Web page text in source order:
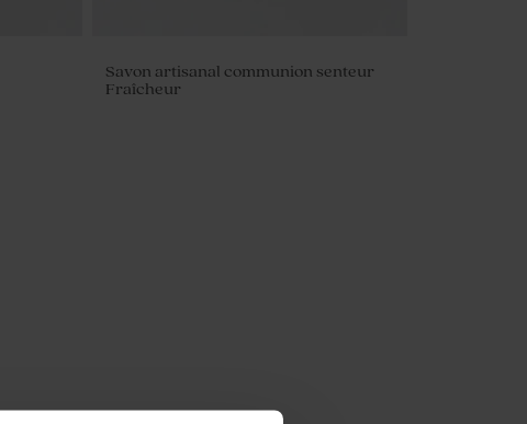
Savon artisanal communion senteur
Fraîcheur